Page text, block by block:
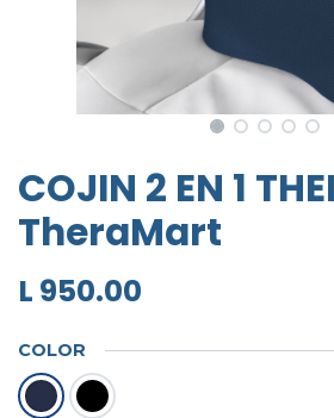
COJIN 2 EN 1
TheraMart
L 950.00
COLOR